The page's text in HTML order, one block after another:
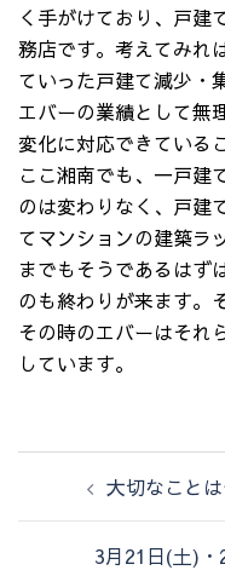
く手がけており、戸建
務店です。考えてみれ
ていった戸建て減少・
エバーの業績として無
変化に対応できている
ここ湘南でも、一戸建
のは変わりなく、戸建
てマンションの建築ラ
までもそうであるはず
のも終わりが来ます。
その時のエバーはそれ
しています。
大切なこと
3月21日(土)・